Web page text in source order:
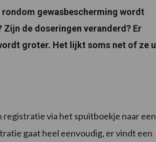
gewasbescherming wordt
de doseringen veranderd? Er
groter. Het lijkt soms net of ze u
registratie via het spuitboekje naar een
gaat heel eenvoudig, er vindt een